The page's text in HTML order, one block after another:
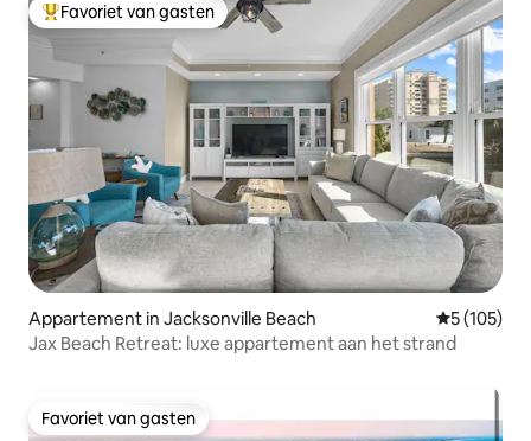
Topfavoriet van gasten
Favoriet van gasten
Appartement in Jacksonville Beach
5 (105)
Jax Beach Retreat: luxe appartement aan het strand
Favoriet van gasten
Favoriet van gasten